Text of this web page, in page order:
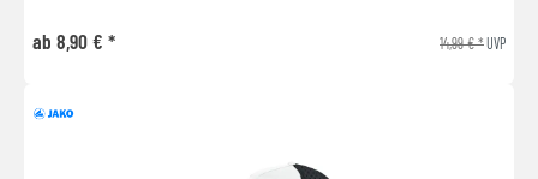
ab 8,90 € * 14,99 € *UVP